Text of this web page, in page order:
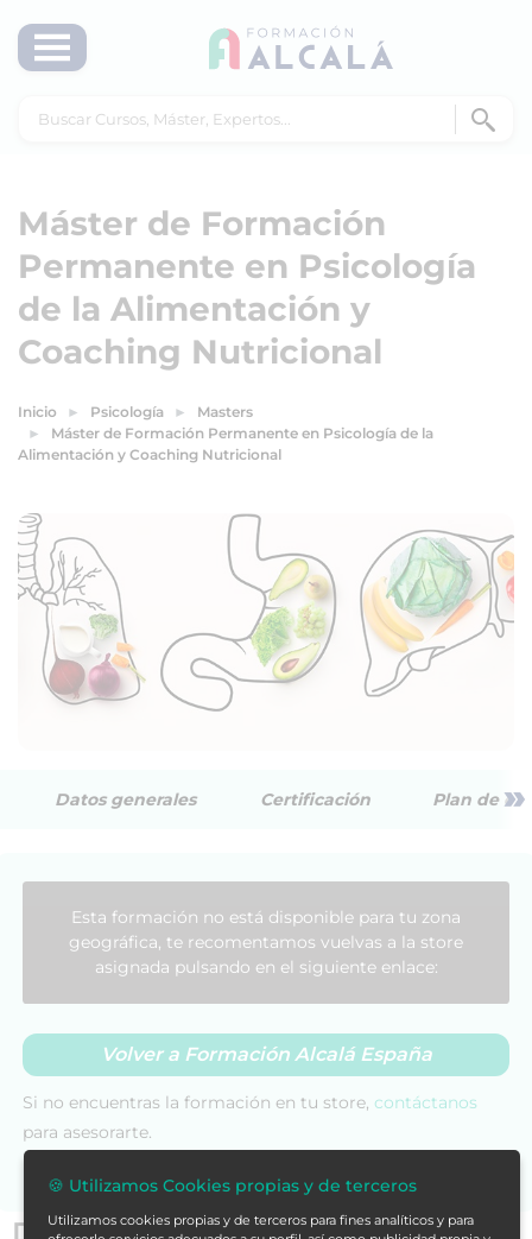
Máster de Formación
Permanente en Psicología
de la Alimentación y
Coaching Nutricional
Inicio Psicología
Masters
Máster de Formación Permanente en Psicología de la
Alimentación y Coaching Nutricional
Datos generales Certificación Plan de »
Esta formación no está disponible para tu zona
geográfica, te recomentamos vuelvas a la store
asignada pulsando en el siguiente enlace:
Volver a Formación Alcalá España
Si no encuentras la formación en tu store, contáctanos
para asesorarte.
🍪 Utilizamos Cookies propias y de terceros
Utilizamos cookies propias y de terceros para fines analíticos y para